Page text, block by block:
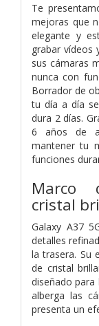
Te
mejoras que
elegante y
grabar vídeos
sus cámaras
nunca con
Borrador de
tu día a día
dura 2 días.
6 años de
mantener tu
funciones
Marco
cristal
Galaxy A37
detalles
la trasera. Su
de cristal
diseñado para
alberga las
presenta un